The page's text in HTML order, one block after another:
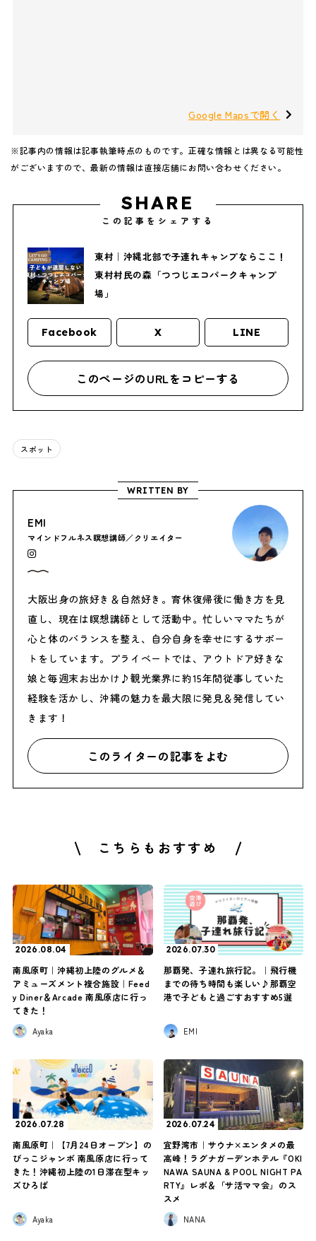
Google Mapsで開く
※記事内の情報は記事執筆時点のものです。正確な情報とは異なる可能性
がございますので、最新の情報は直接店舗にお問い合わせください。
SHARE
この記事をシェアする
東村｜沖縄北部で子連れキャンプならここ！
東村村民の森「つつじエコパークキャンプ
場」
Facebook X LINE
このページのURLをコピーする
スポット
WRITTEN BY
EMI
マインドフルネス瞑想講師／クリエイター
大阪出身の旅好き＆自然好き。育休復帰後に働き方を見
直し、現在は瞑想講師として活動中。忙しいママたちが
心と体のバランスを整え、自分自身を幸せにするサポー
トをしています。プライベートでは、アウトドア好きな
娘と毎週末お出かけ♪観光業界に約15年間従事していた
経験を活かし、沖縄の魅力を最大限に発見＆発信してい
きます！
このライターの記事をよむ
こちらもおすすめ
2026.08.04
南風原町｜沖縄初上陸のグルメ＆
アミューズメント複合施設｜Feed
y Diner＆Arcade 南風原店に行っ
てきた！
Ayaka
2026.07.30
那覇発、子連れ旅行記。｜飛行機
までの待ち時間も楽しい♪那覇空
港で子どもと過ごすおすすめ5選
EMI
2026.07.28
南風原町｜【7月24日オープン】の
びっこジャンボ 南風原店に行って
きた！沖縄初上陸の1日滞在型キッ
ズひろば
Ayaka
2026.07.24
宜野湾市｜サウナ×エンタメの最
高峰！ラグナガーデンホテル『OKI
NAWA SAUNA & POOL NIGHT PA
RTY』レポ＆「サ活ママ会」のス
スメ
NANA